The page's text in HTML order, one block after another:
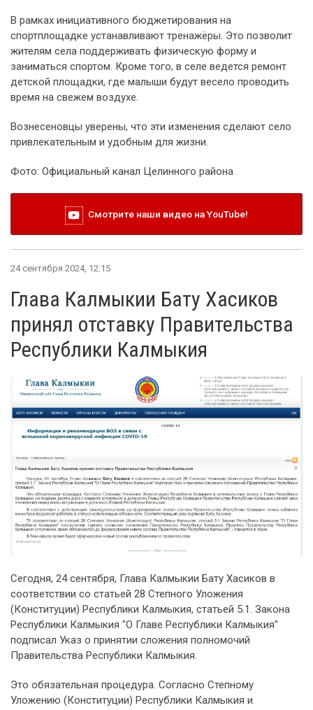
В рамках инициативного бюджетирования на
спортплощадке устанавливают тренажёры. Это позволит
жителям села поддерживать физическую форму и
заниматься спортом. Кроме того, в селе ведется ремонт
детской площадки, где малыши будут весело проводить
время на свежем воздухе.
Вознесеновцы уверены, что эти изменения сделают село
привлекательным и удобным для жизни.
Фото: Официальный канал Целинного района
Смотрите наши видео на YouTube!
24 сентября 2024, 12:15
Глава Калмыкии Бату Хасиков
принял отставку Правительства
Республики Калмыкия
Сегодня, 24 сентября, Глава Калмыкии Бату Хасиков в
соответствии со статьей 28 Степного Уложения
(Конституции) Республики Калмыкия, статьей 5.1. Закона
Республики Калмыкия "О Главе Республики Калмыкия"
подписал Указ о принятии сложения полномочий
Правительства Республики Калмыкия.
Это обязательная процедура. Согласно Степному
Уложению (Конституции) Республики Калмыкия и